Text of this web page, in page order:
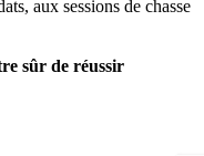
aux sessions de chasse
sûr de réussir